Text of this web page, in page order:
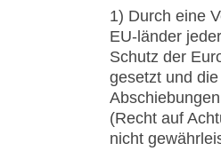
1) Durch eine
EU-länder
Schutz der
gesetzt und
(Recht auf
nicht